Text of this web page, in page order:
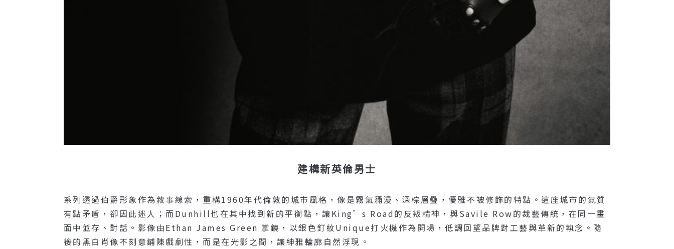
建構新英倫男士
系列透過伯爵形象作為敘事線索，重構1960年代倫敦的城市風格，像是霧氣瀰漫、深棕層疊，優雅不被修飾的特點。這座城市的氣質
有點矛盾，卻因此迷人；而dunhill也在其中找到新的平衡點，讓King’s Road的反叛精神，與Savile Row的裁藝傳統，在同一畫
面中並存、對話。影像由Ethan James Green 掌鏡，以銀色釘紋Unique打火機作為開場，低調回望品牌對工藝與革新的執念。隨
後的黑白肖像不刻意鋪陳戲劇性，而是在光影之間，讓紳雅輪廓自然浮現。